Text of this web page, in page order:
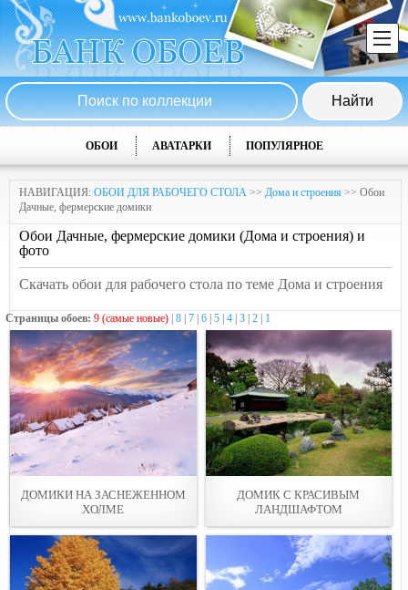
ОБОИ АВАТАРКИ ПОПУЛЯРНОЕ
НАВИГАЦИЯ: ОБОИ ДЛЯ РАБОЧЕГО СТОЛА >> Дома и строения >> Обои
Дачные, фермерские домики
Обои Дачные, фермерские домики (Дома и строения) и
фото
Скачать обои для рабочего стола по теме Дома и строения
Страницы обоев: 9 (самые новые) 8 7 6 5 4 3 2 1
ДОМИКИ НА ЗАСНЕЖЕННОМ
XОЛМЕ
ДОМИК С КРАСИВЫМ
ЛАНДШАФТОМ